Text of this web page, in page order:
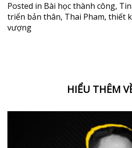
Posted in Bài học thành công,
triển bản thân, Thai Pham, thiết
vượng
HIỂU THÊM